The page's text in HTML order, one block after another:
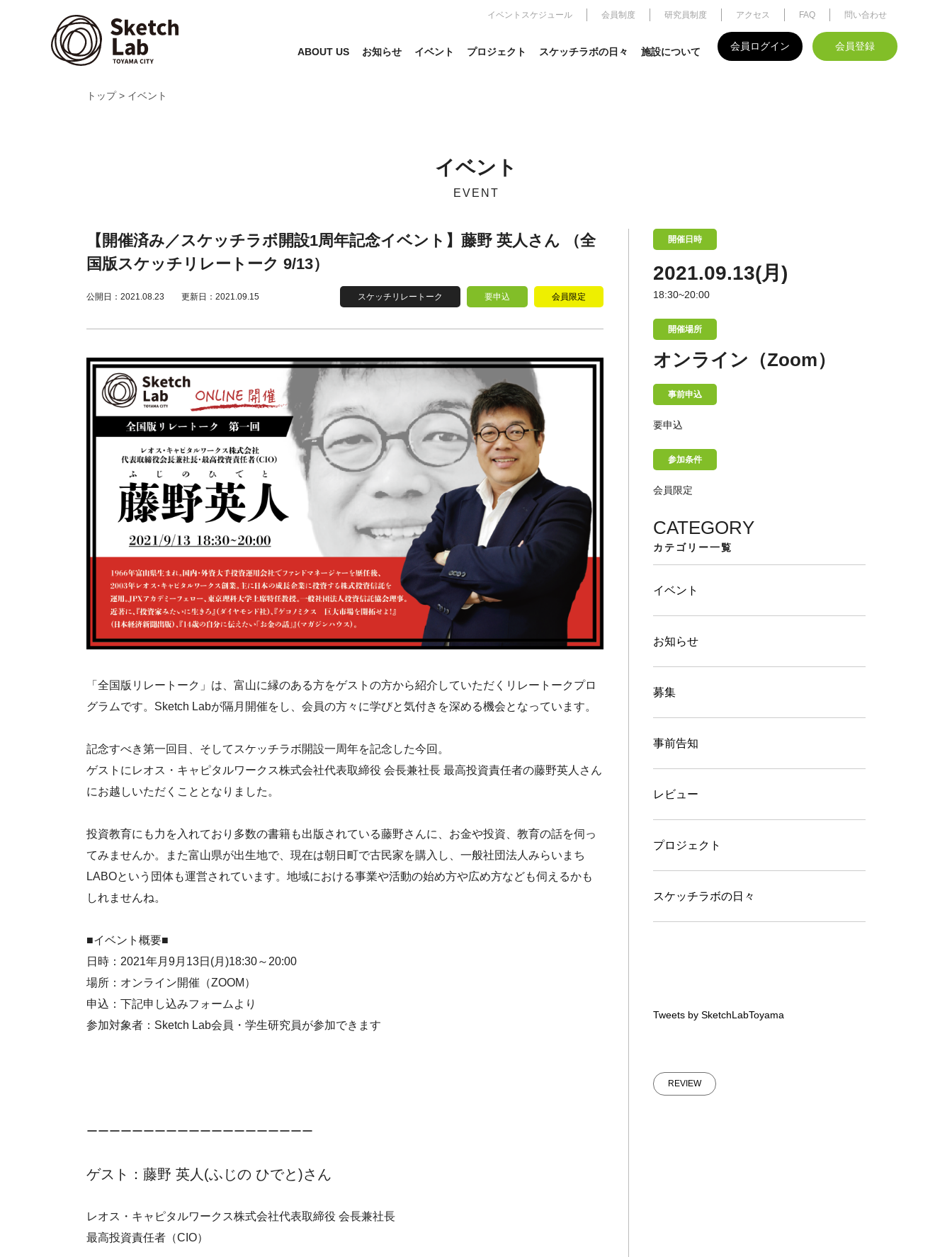
イベントスケジュール 会員制度 研究員制度 アクセス FAQ 問い合わせ
ABOUT US お知らせ イベント プロジェクト スケッチラボの日々 施設について 会員ログイン 会員登録
トップ イベント
イベント
EVENT
【開催済み／スケッチラボ開設1周年記念イベント】藤野 英人さん （全
国版スケッチリレートーク 9/13）
公開日：2021.08.23 更新日：2021.09.15 スケッチリレートーク 要申込 会員限定
「全国版リレートーク」は、富山に縁のある方をゲストの方から紹介していただくリレートークプロ
グラムです。Sketch Labが隔月開催をし、会員の方々に学びと気付きを深める機会となっています。
記念すべき第一回目、そしてスケッチラボ開設一周年を記念した今回。
ゲストにレオス・キャピタルワークス株式会社代表取締役 会長兼社長 最高投資責任者の藤野英人さん
にお越しいただくこととなりました。
投資教育にも力を入れており多数の書籍も出版されている藤野さんに、お金や投資、教育の話を伺っ
てみませんか。また富山県が出生地で、現在は朝日町で古民家を購入し、一般社団法人みらいまち
LABOという団体も運営されています。地域における事業や活動の始め方や広め方なども伺えるかも
しれませんね。
■イベント概要■
日時：2021年月9月13日(月)18:30～20:00
場所：オンライン開催（ZOOM）
申込：下記申し込みフォームより
参加対象者：Sketch Lab会員・学生研究員が参加できます
ーーーーーーーーーーーーーーーーーーーー
ゲスト：藤野 英人(ふじの ひでと)さん
レオス・キャピタルワークス株式会社代表取締役 会長兼社長
最高投資責任者（CIO）
開催日時
2021.09.13(月)
18:30~20:00
開催場所
オンライン（Zoom）
事前申込
要申込
参加条件
会員限定
CATEGORY
カテゴリー一覧
イベント
お知らせ
募集
事前告知
レビュー
プロジェクト
スケッチラボの日々
Tweets by SketchLabToyama
REVIEW